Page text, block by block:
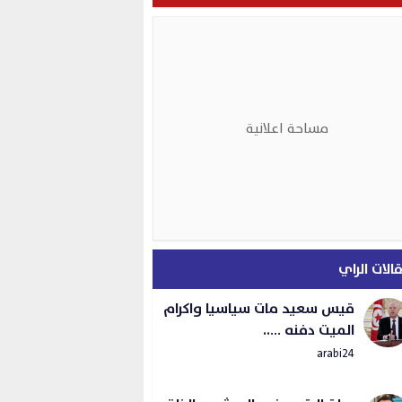
مساحة اعلانية
الراي
قيس سعيد مات سياسيا واكرام
الميت دفنه …..
arabi24